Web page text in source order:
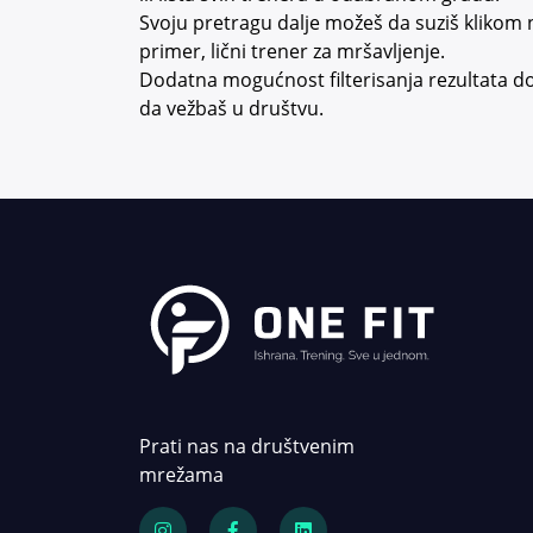
klijentima i ispunjavanjem
njihovih zahteva i zelja.
Svoju pretragu dalje možeš da suziš klikom
primer, lični trener za mršavljenje.
Dodatna mogućnost filterisanja rezultata
da vežbaš u društvu.
Prati nas na društvenim
mrežama